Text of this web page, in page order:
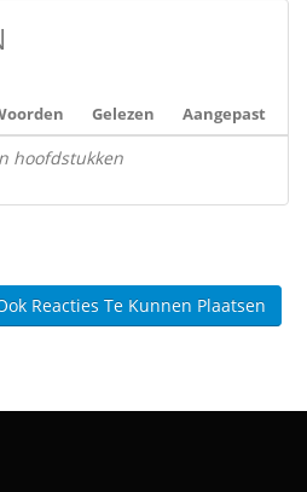
Gelezen Aangepast
hoofdstukken
Reacties Te Kunnen Plaatsen